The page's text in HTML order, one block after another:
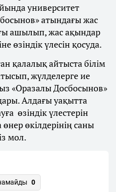
университет
атындағы жас
ашылып, жас ақындар
өзіндік үлесін қосуда.
қалалық айтыста білім
жүлделерге ие
«Оразалы Досбосынов»
Алдағы уақытта
өзіндік үлестерін
өкілдерінің саны
мол.
0